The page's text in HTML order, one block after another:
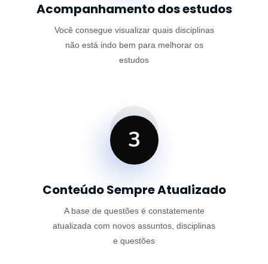
Acompanhamento dos estudos
Você consegue visualizar quais disciplinas
não está indo bem para melhorar os
estudos
3
Conteúdo Sempre Atualizado
A base de questões é constatemente
atualizada com novos assuntos, disciplinas
e questões